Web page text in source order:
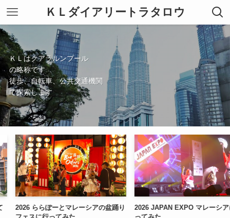
ＫＬダイアリートラタロウ
ＫＬはクアラルンプール
の略称です
徒歩、自転車、公共交通機関
で探索します
ぽーとマレーシアの盆踊り
ってみた
2026 JAPAN EXPO マレーシアに行
新規